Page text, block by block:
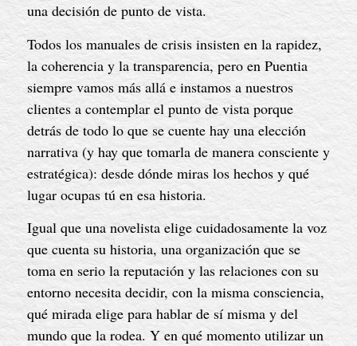
una decisión de punto de vista.
Todos los manuales de crisis insisten en la rapidez,
la coherencia y la transparencia, pero en Puentia
siempre vamos más allá e instamos a nuestros
clientes a contemplar el punto de vista porque
detrás de todo lo que se cuente hay una elección
narrativa (y hay que tomarla de manera consciente y
estratégica): desde dónde miras los hechos y qué
lugar ocupas tú en esa historia.
Igual que una novelista elige cuidadosamente la voz
que cuenta su historia, una organización que se
toma en serio la reputación y las relaciones con su
entorno necesita decidir, con la misma consciencia,
qué mirada elige para hablar de sí misma y del
mundo que la rodea. Y en qué momento utilizar un